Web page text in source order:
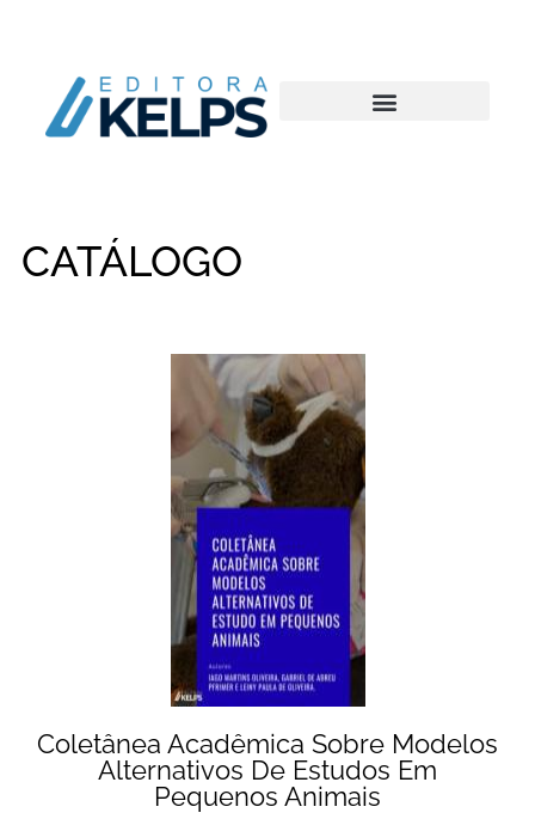
CATÁLOGO
Coletânea Acadêmica Sobre Modelos
Alternativos De Estudos Em
Pequenos Animais